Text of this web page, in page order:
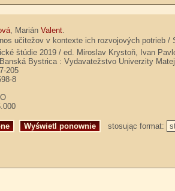
, MariánValent.
učitežov v kontexte ich rozvojových potrieb /
štúdie 2019 / ed. Miroslav Krystoň, Ivan
Banská Bystrica : Vydavatežstvo Univerzity
205
8
stosując format: